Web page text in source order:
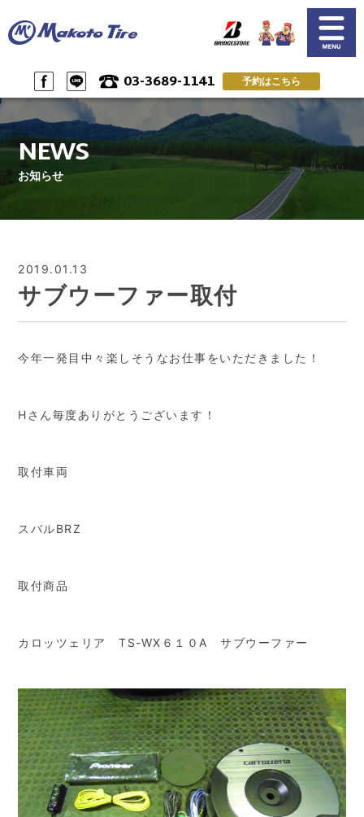
03-3689-1141 予約はこちら
SERVICE
サービス案内 お知らせ一覧
CUSTOMER'S VOICE
お客様の声
SHOP INFO & ACSESS
店舗情報&アクセス
プライバシーポリシー
RESERVE by LINE
LINEで予約
NEWS
お知らせ
2019.01.13
サブウーファー取付
今年一発目中々楽しそうなお仕事をいただきました！
Hさん毎度ありがとうございます！
取付車両
スバルBRZ
取付商品
カロッツェリア TS-WX６１０A サブウーファー